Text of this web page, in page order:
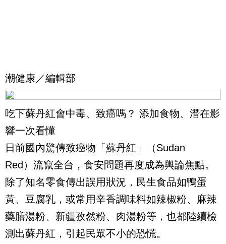
潮健康／編輯部
吃下蘇丹紅會中毒、致癌嗎？ 添加食物、潛在影
響一次看懂
日前國內驚傳致癌物「蘇丹紅」（Sudan
Red）流竄全台，食安問題再度成為輿論焦點。
除了知名零食傳出誤用狀況，民生食品如鴨蛋
黃、豆腐乳，或常用辛香調味料如辣椒粉、麻辣
藥膳湯粉、新疆孜然粉、肉湯粉等，也都陸續檢
測出蘇丹紅，引起民眾不小的恐慌。